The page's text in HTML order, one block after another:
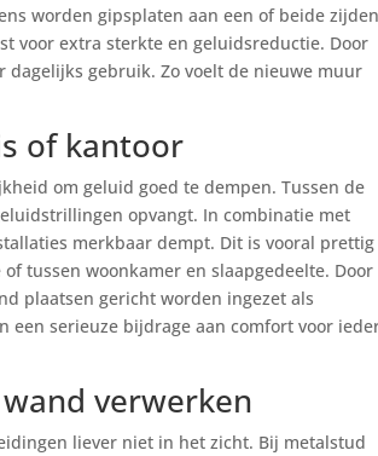
worden gipsplaten aan een of beide zijden
voor extra sterkte en geluidsreductie. Door
gebruik. Zo voelt de nieuwe muur
of kantoor
om geluid goed te dempen. Tussen de
opvangt. In combinatie met
merkbaar dempt. Dit is vooral prettig
tussen woonkamer en slaapgedeelte. Door
plaatsen gericht worden ingezet als
een serieuze bijdrage aan comfort voor
verwerken
liever niet in het zicht. Bij metalstud